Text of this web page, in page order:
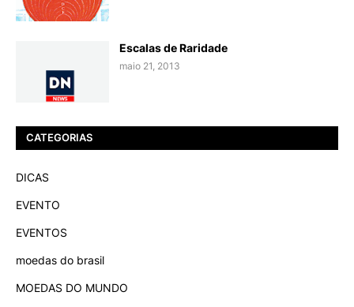
Escalas de Raridade
maio 21, 2013
CATEGORIAS
DICAS
EVENTO
EVENTOS
moedas do brasil
MOEDAS DO MUNDO